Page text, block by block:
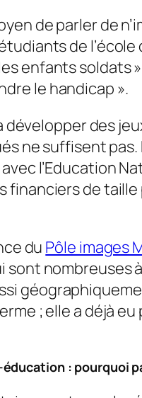
de parler de
de l’école
enfants soldats
le handicap ».
développer des
ne suffisent
l’Education
de
du Pôle images
sont
; elle a déjà
: pourquoi